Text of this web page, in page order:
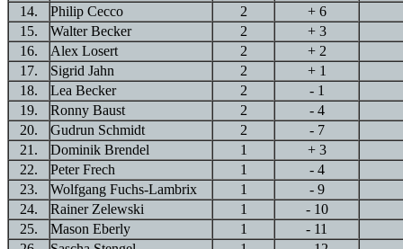
14.
Philip Cecco 2
+ 6
15.
Walter Becker 2
+ 3
16.
Alex Losert 2
+ 2
17.
Sigrid Jahn 2
+ 1
18.
Lea Becker 2
- 1
19.
Ronny Baust 2
- 4
20.
Gudrun Schmidt 2
- 7
21.
Dominik Brendel 1
+ 3
22.
Peter Frech 1
- 4
23.
Wolfgang Fuchs-Lambrix 1
- 9
24.
Rainer Zelewski 1
- 10
25.
Mason Eberly 1
- 11